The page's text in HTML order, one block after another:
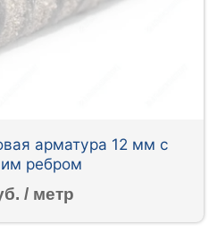
арматура 12 мм с
ребром
/ метр